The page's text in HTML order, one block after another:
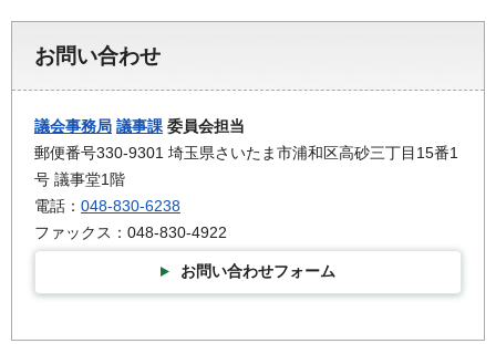
お問い合わせ
議会事務局 議事課 委員会担当
郵便番号330-9301 埼玉県さいたま市浦和区高砂三丁目15番1
号 議事堂1階
電話： 048-830-6238
ファックス：048-830-4922
お問い合わせフォーム